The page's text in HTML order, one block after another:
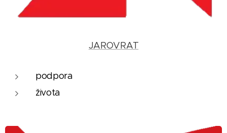
JAROVRAT
podpora
života